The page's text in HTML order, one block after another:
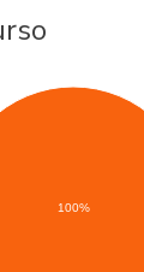
100%